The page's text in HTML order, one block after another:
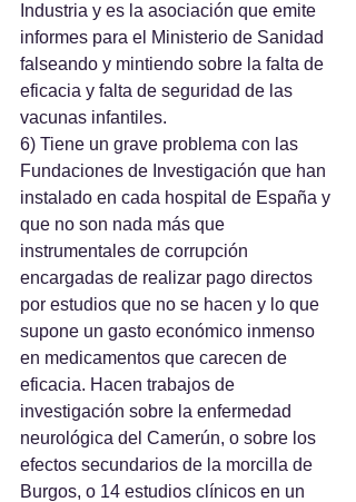
Industria y es la asociación que emite
informes para el Ministerio de Sanidad
falseando y mintiendo sobre la falta de
eficacia y falta de seguridad de las
vacunas infantiles.
6) Tiene un grave problema con las
Fundaciones de Investigación que han
instalado en cada hospital de España y
que no son nada más que
instrumentales de corrupción
encargadas de realizar pago directos
por estudios que no se hacen y lo que
supone un gasto económico inmenso
en medicamentos que carecen de
eficacia. Hacen trabajos de
investigación sobre la enfermedad
neurológica del Camerún, o sobre los
efectos secundarios de la morcilla de
Burgos, o 14 estudios clínicos en un